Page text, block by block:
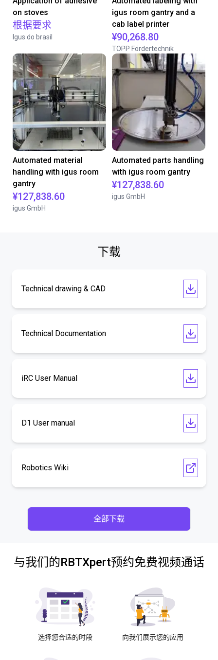
on stoves
根据要求
Igus do brasil
igus room gantry and a
cab label printer
¥90,268.80
TOPP Fördertechnik
Automated material
handling with igus room
gantry
¥127,838.60
igus GmbH
Automated parts handling
with igus room gantry
¥127,838.60
igus GmbH
下载
Technical drawing & CAD
Technical Documentation
iRC User Manual
D1 User manual
Robotics Wiki
全部下载
与我们的RBTXpert预约免费视频通话
选择您合适的时段 向我们展示您的应用